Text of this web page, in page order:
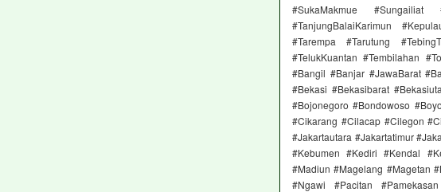
#SukaMakmue #Sungailiat
#TanjungBalaiKarimun
#Tarempa #Tarutung
#TelukKuantan #Tembilahan
#Bangil #Banjar #JawaBarat
#Bekasi #Bekasibarat
#Bojonegoro #Bondowoso
#Cikarang #Cilacap #Cilegon
#Jakartautara #Jakartatimur
#Kebumen #Kediri #Kendal
#Madiun #Magelang #Magetan
#Ngawi #Pacitan